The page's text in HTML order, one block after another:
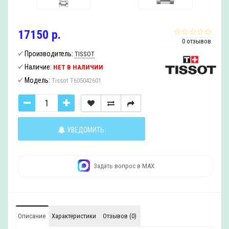
0 отзывов
17150 р.
Производитель: TISSOT
Наличие: НЕТ В НАЛИЧИИ
Модель: Tissot T605042601
УВЕДОМИТЬ
Задать вопрос в MAX
Описание Характеристики Отзывов (0)